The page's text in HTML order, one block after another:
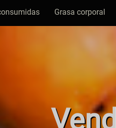
Grasa corporal